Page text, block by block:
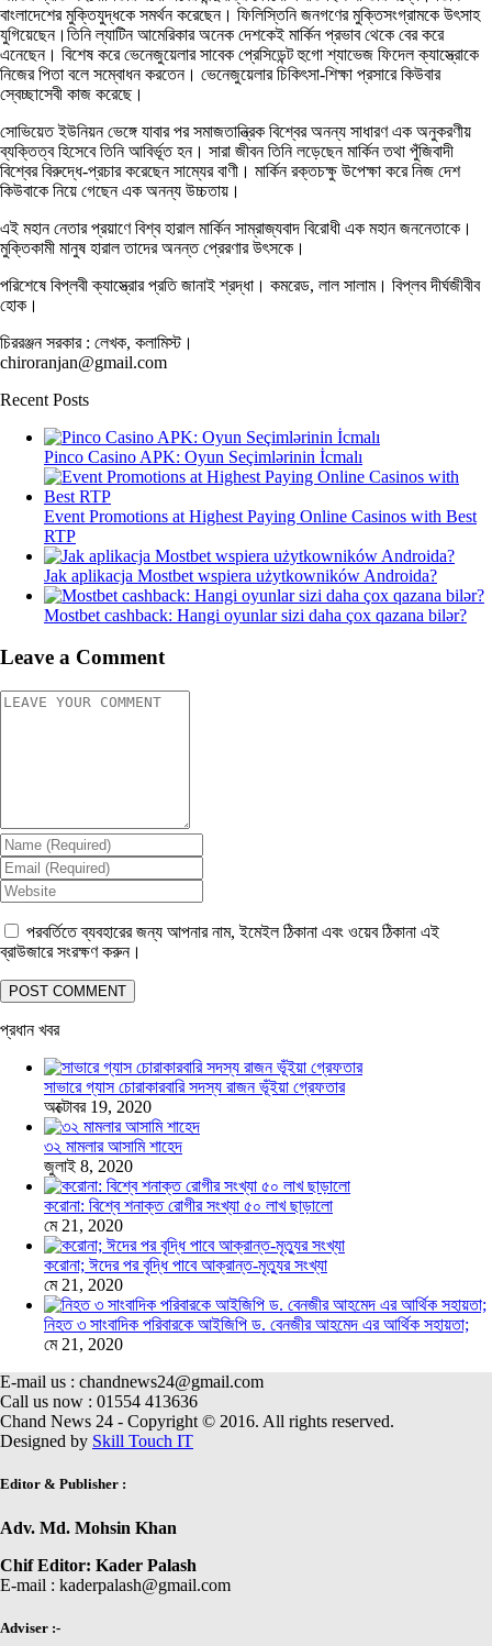
বাংলাদেশের মুক্তিযুদ্ধকে সমর্থন করেছেন। ফিলিস্তিনি জনগণের মুক্তিসংগ্রামকে উৎসাহ
যুগিয়েছেন।তিনি ল্যাটিন আমেরিকার অনেক দেশকেই মার্কিন প্রভাব থেকে বের করে
এনেছেন। বিশেষ করে ভেনেজুয়েলার সাবেক প্রেসিডেন্ট হুগো শ্যাভেজ ফিদেল ক্যাস্ত্রোকে
নিজের পিতা বলে সম্বোধন করতেন। ভেনেজুয়েলার চিকিৎসা-শিক্ষা প্রসারে কিউবার
স্বেচ্ছাসেবী কাজ করেছে।
সোভিয়েত ইউনিয়ন ভেঙ্গে যাবার পর সমাজতান্ত্রিক বিশ্বের অনন্য সাধারণ এক অনুকরণীয়
ব্যক্তিত্ব হিসেবে তিনি আবির্ভূত হন। সারা জীবন তিনি লড়েছেন মার্কিন তথা পুঁজিবাদী
বিশ্বের বিরুদ্ধে-প্রচার করেছেন সাম্যের বাণী। মার্কিন রক্তচক্ষু উপেক্ষা করে নিজ দেশ
কিউবাকে নিয়ে গেছেন এক অনন্য উচ্চতায়।
এই মহান নেতার প্রয়াণে বিশ্ব হারাল মার্কিন সাম্রাজ্যবাদ বিরোধী এক মহান জননেতাকে।
মুক্তিকামী মানুষ হারাল তাদের অনন্ত প্রেরণার উৎসকে।
পরিশেষে বিপ্লবী ক্যাস্ত্রোর প্রতি জানাই শ্রদ্ধা। কমরেড, লাল সালাম। বিপ্লব দীর্ঘজীবীব
হোক।
চিররঞ্জন সরকার : লেখক, কলামিস্ট।
chiroranjan@gmail.com
Recent Posts
Pinco Casino APK: Oyun Seçimlərinin İcmalı
Event Promotions at Highest Paying Online Casinos with Best
RTP
Jak aplikacja Mostbet wspiera użytkowników Androida?
Mostbet cashback: Hangi oyunlar sizi daha çox qazana bilər?
Leave a Comment
পরবর্তিতে ব্যবহারের জন্য আপনার নাম, ইমেইল ঠিকানা এবং ওয়েব ঠিকানা এই
ব্রাউজারে সংরক্ষণ করুন।
প্রধান খবর
সাভারে গ্যাস চোরাকারবারি সদস্য রাজন ভূঁইয়া গ্রেফতার
অক্টোবর 19, 2020
৩২ মামলার আসামি শাহেদ
জুলাই 8, 2020
করোনা: বিশ্বে শনাক্ত রোগীর সংখ্যা ৫০ লাখ ছাড়ালো
মে 21, 2020
করোনা; ঈদের পর বৃদ্ধি পাবে আক্রান্ত-মৃত্যুর সংখ্যা
মে 21, 2020
নিহত ৩ সাংবাদিক পরিবারকে আইজিপি ড. বেনজীর আহমেদ এর আর্থিক সহায়তা;
মে 21, 2020
E-mail us : chandnews24@gmail.com
Call us now : 01554 413636
Chand News 24 - Copyright © 2016. All rights reserved.
Designed by Skill Touch IT
Editor & Publisher :
Adv. Md. Mohsin Khan
Chif Editor: Kader Palash
E-mail : kaderpalash@gmail.com
Adviser :-